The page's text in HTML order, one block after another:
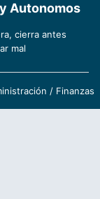
Autonomos
cierra antes
mal
/ Finanzas